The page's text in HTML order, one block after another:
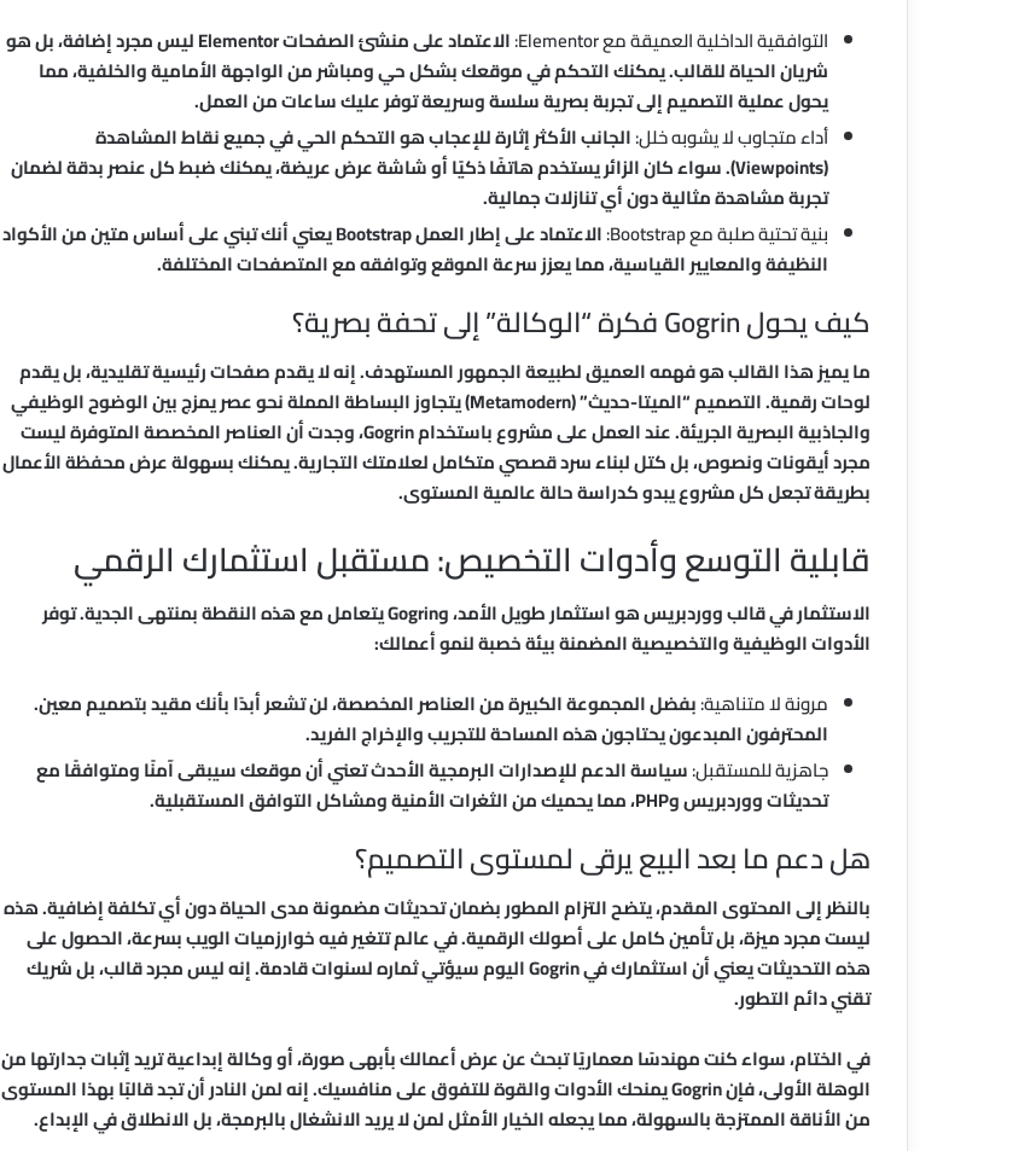
التوافقية الداخلية العميقة مع Elementor:
الاعتماد على منشئ الصفحات Elementor ليس مجرد إضافة، بل هو
شريان الحياة للقالب. يمكنك التحكم في موقعك بشكل حي ومباشر من الواجهة الأمامية والخلفية، مما
يحول عملية التصميم إلى تجربة بصرية سلسة وسريعة توفر عليك ساعات من العمل.
أداء متجاوب لا يشوبه خلل:الجانب الأكثر إثارة للإعجاب هو التحكم الحي في جميع نقاط المشاهدة
(Viewpoints). سواء كان الزائر يستخدم هاتفًا ذكيًا أو شاشة عرض عريضة، يمكنك ضبط كل عنصر بدقة لضمان
تجربة مشاهدة مثالية دون أي تنازلات جمالية.
بنية تحتية صلبة مع Bootstrap:
الاعتماد على إطار العمل Bootstrap يعني أنك تبني على أساس متين من الأكواد
النظيفة والمعايير القياسية، مما يعزز سرعة الموقع وتوافقه مع المتصفحات المختلفة.
كيف يحول Gogrin فكرة “الوكالة” إلى تحفة بصرية؟
ما يميز هذا القالب هو فهمه العميق لطبيعة الجمهور المستهدف. إنه لا يقدم صفحات رئيسية تقليدية، بل يقدم
لوحات رقمية. التصميم “الميتا-حديث” (Metamodern) يتجاوز البساطة المملة نحو عصر يمزج بين الوضوح الوظيفي
والجاذبية البصرية الجريئة. عند العمل على مشروع باستخدام Gogrin، وجدت أن العناصر المخصصة المتوفرة ليست
مجرد أيقونات ونصوص، بل كتل لبناء سرد قصصي متكامل لعلامتك التجارية. يمكنك بسهولة عرض محفظة الأعمال
بطريقة تجعل كل مشروع يبدو كدراسة حالة عالمية المستوى.
قابلية التوسع وأدوات التخصيص: مستقبل استثمارك الرقمي
الاستثمار في قالب ووردبريس هو استثمار طويل الأمد، وGogrin يتعامل مع هذه النقطة بمنتهى الجدية. توفر
الأدوات الوظيفية والتخصيصية المضمنة بيئة خصبة لنمو أعمالك:
مرونة لا متناهية:بفضل المجموعة الكبيرة من العناصر المخصصة، لن تشعر أبدًا بأنك مقيد بتصميم معين.
المحترفون المبدعون يحتاجون هذه المساحة للتجريب والإخراج الفريد.
جاهزية للمستقبل:سياسة الدعم للإصدارات البرمجية الأحدث تعني أن موقعك سيبقى آمنًا ومتوافقًا مع
تحديثات ووردبريس وPHP، مما يحميك من الثغرات الأمنية ومشاكل التوافق المستقبلية.
هل دعم ما بعد البيع يرقى لمستوى التصميم؟
بالنظر إلى المحتوى المقدم، يتضح التزام المطور بضمان تحديثات مضمونة مدى الحياة دون أي تكلفة إضافية. هذه
ليست مجرد ميزة، بل تأمين كامل على أصولك الرقمية. في عالم تتغير فيه خوارزميات الويب بسرعة، الحصول على
هذه التحديثات يعني أن استثمارك في Gogrin اليوم سيؤتي ثماره لسنوات قادمة. إنه ليس مجرد قالب، بل شريك
تقني دائم التطور.
في الختام، سواء كنت مهندسًا معماريًا تبحث عن عرض أعمالك بأبهى صورة، أو وكالة إبداعية تريد إثبات جدارتها من
الوهلة الأولى، فإن Gogrin يمنحك الأدوات والقوة للتفوق على منافسيك. إنه لمن النادر أن تجد قالبًا بهذا المستوى
من الأناقة الممتزجة بالسهولة، مما يجعله الخيار الأمثل لمن لا يريد الانشغال بالبرمجة، بل الانطلاق في الإبداع.